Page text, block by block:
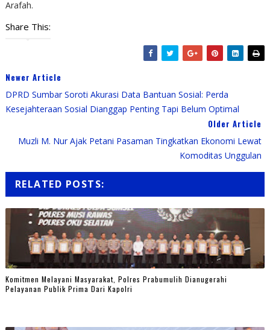
Arafah.
Share This:
Newer Article
DPRD Sumbar Soroti Akurasi Data Bantuan Sosial: Perda
Kesejahteraan Sosial Dianggap Penting Tapi Belum Optimal
Older Article
Muzli M. Nur Ajak Petani Pasaman Tingkatkan Ekonomi Lewat
Komoditas Unggulan
RELATED POSTS:
Komitmen Melayani Masyarakat, Polres Prabumulih Dianugerahi
Pelayanan Publik Prima Dari Kapolri